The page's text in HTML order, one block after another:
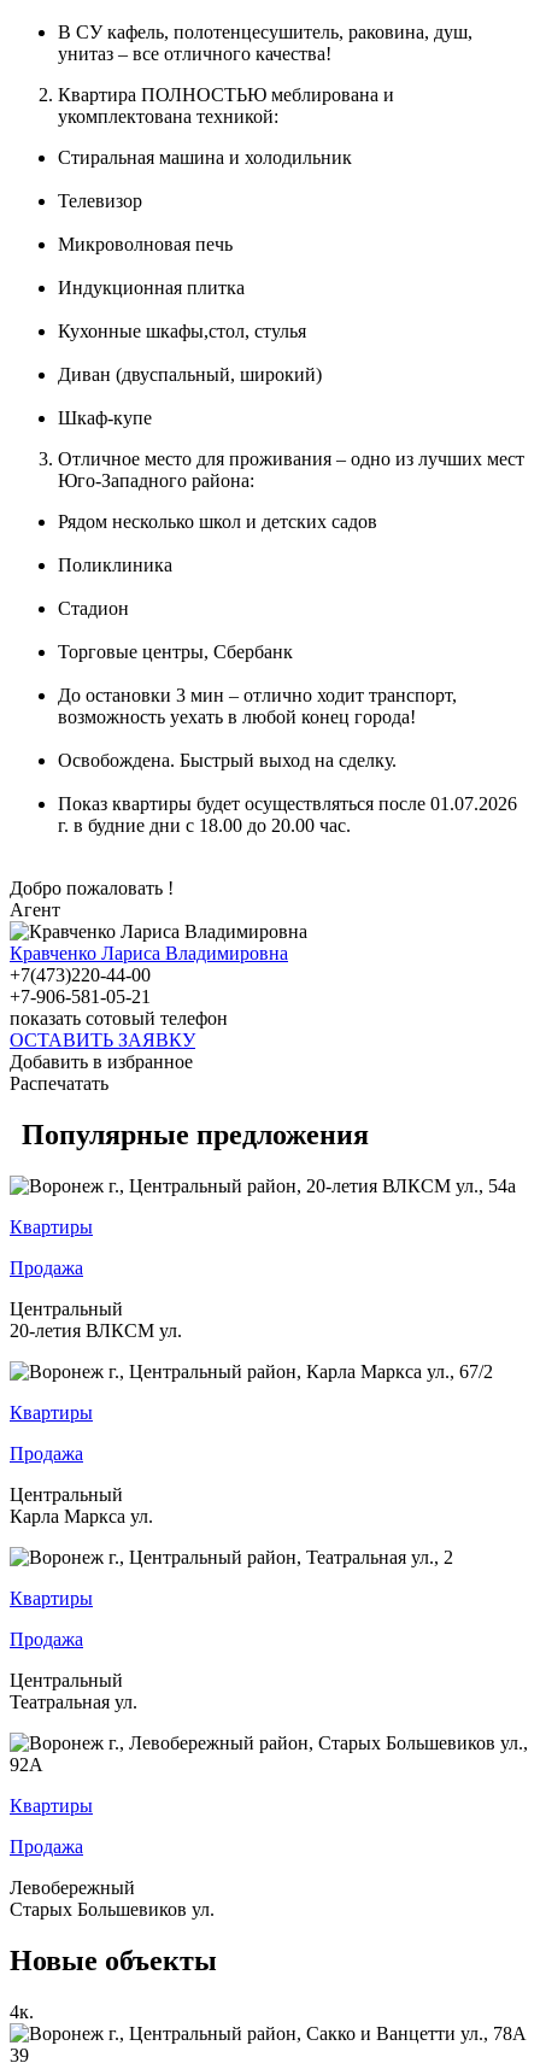
В СУ кафель, полотенцесушитель, раковина, душ,
унитаз – все отличного качества!
Квартира ПОЛНОСТЬЮ меблирована и
укомплектована техникой:
Стиральная машина и холодильник
Телевизор
Микроволновая печь
Индукционная плитка
Кухонные шкафы,стол, стулья
Диван (двуспальный, широкий)
Шкаф-купе
Отличное место для проживания – одно из лучших мест
Юго-Западного района:
Рядом несколько школ и детских садов
Поликлиника
Стадион
Торговые центры, Сбербанк
До остановки 3 мин – отлично ходит транспорт,
возможность уехать в любой конец города!
Освобождена. Быстрый выход на сделку.
Показ квартиры будет осуществляться после 01.07.2026
г. в будние дни с 18.00 до 20.00 час.
Добро пожаловать !
Агент
Кравченко Лариса Владимировна
+7(473)220-44-00
+7-906-581-05-21
показать сотовый телефон
ОСТАВИТЬ ЗАЯВКУ
Добавить в избранное
Распечатать
Популярные предложения
Квартиры
Продажа
Центральный
20-летия ВЛКСМ ул.
Квартиры
Продажа
Центральный
Карла Маркса ул.
Квартиры
Продажа
Центральный
Театральная ул.
Квартиры
Продажа
Левобережный
Старых Большевиков ул.
Новые объекты
4к.
39